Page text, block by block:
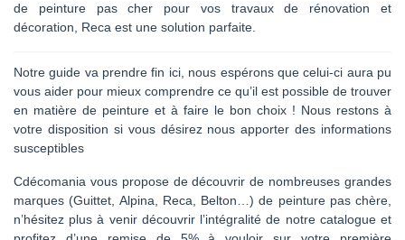
de peinture pas cher pour vos travaux de rénovation et
décoration, Reca est une solution parfaite.
Notre guide va prendre fin ici, nous espérons que celui-ci aura pu
vous aider pour mieux comprendre ce qu’il est possible de trouver
en matière de peinture et à faire le bon choix ! Nous restons à
votre disposition si vous désirez nous apporter des informations
susceptibles
Cdécomania vous propose de découvrir de nombreuses grandes
marques (Guittet, Alpina, Reca, Belton…) de peinture pas chère,
n’hésitez plus à venir découvrir l’intégralité de notre catalogue et